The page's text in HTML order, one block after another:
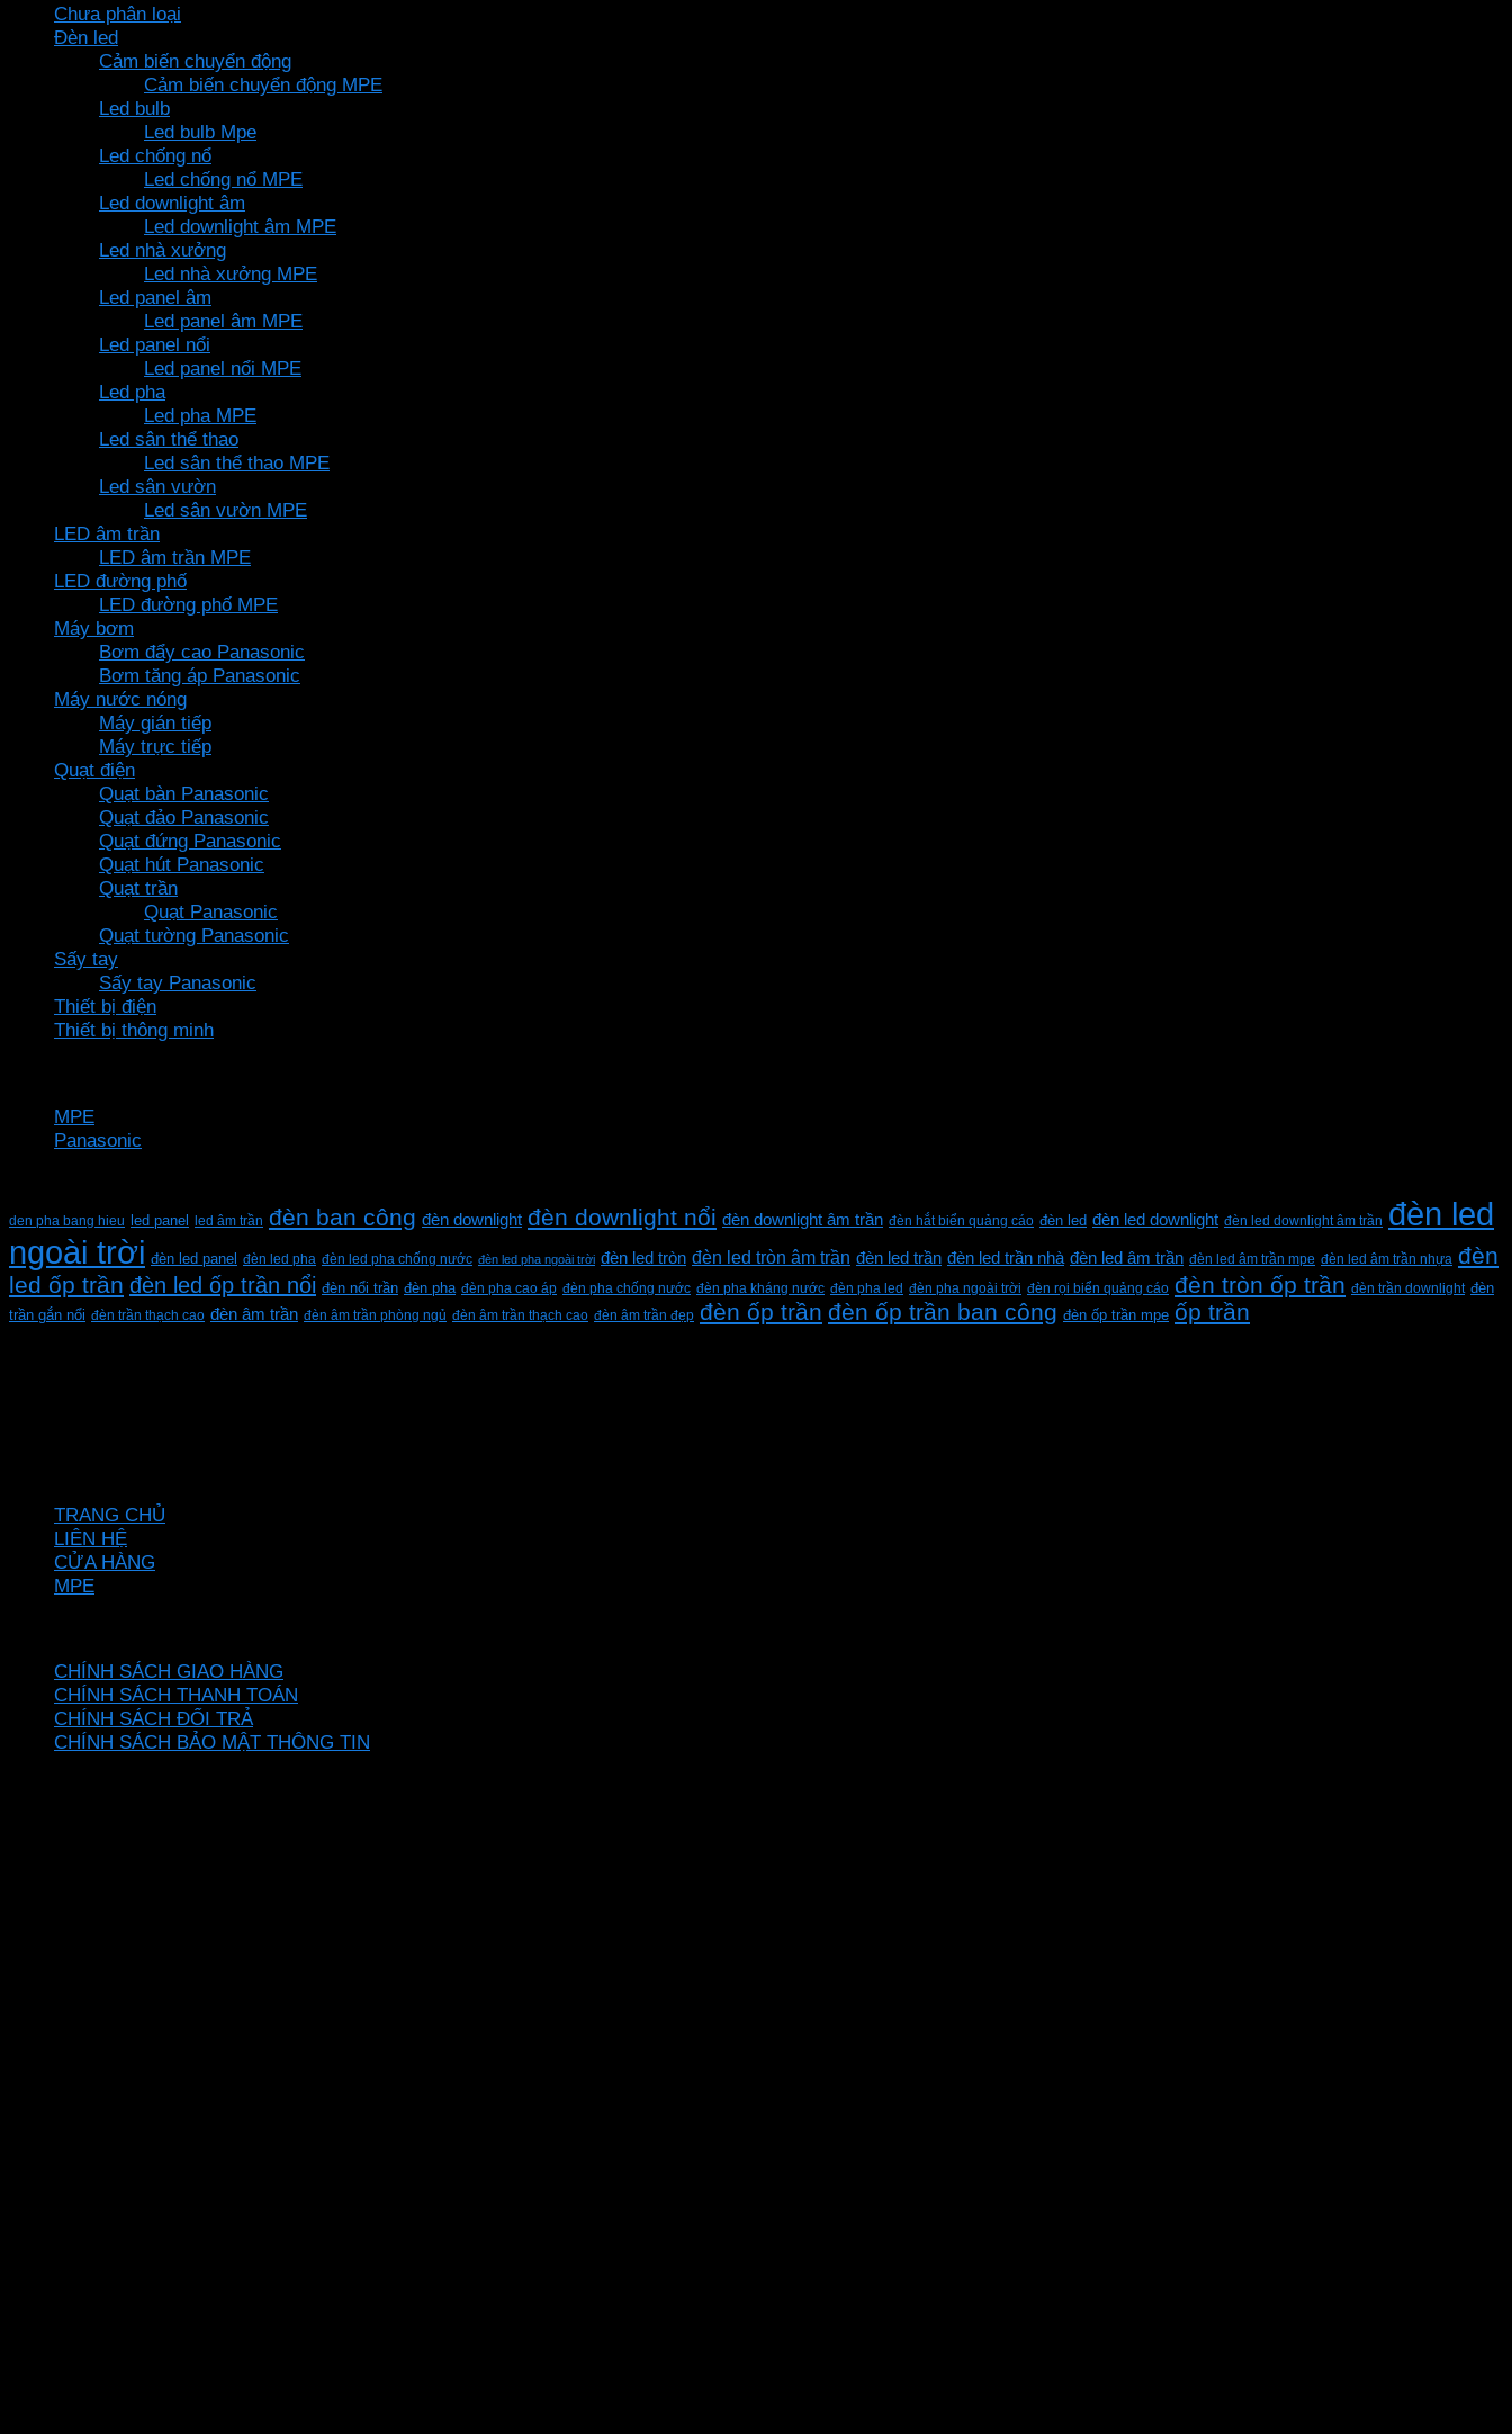
148.800 ₫.là:
Chưa phân loại
Đèn led
Cảm biến chuyển động
Cảm biến chuyển động MPE
Led bulb
Led bulb Mpe
Led chống nổ
Led chống nổ MPE
Led downlight âm
Led downlight âm MPE
Led nhà xưởng
Led nhà xưởng MPE
Led panel âm
Led panel âm MPE
Led panel nổi
Led panel nổi MPE
Led pha
Led pha MPE
Led sân thể thao
Led sân thể thao MPE
Led sân vườn
Led sân vườn MPE
LED âm trần
LED âm trần MPE
LED đường phố
LED đường phố MPE
Máy bơm
Bơm đẩy cao Panasonic
Bơm tăng áp Panasonic
Máy nước nóng
Máy gián tiếp
Máy trực tiếp
Quạt điện
Quạt bàn Panasonic
Quạt đảo Panasonic
Quạt đứng Panasonic
Quạt hút Panasonic
Quạt trần
Quạt Panasonic
Quạt tường Panasonic
Sấy tay
Sấy tay Panasonic
Thiết bị điện
Thiết bị thông minh
MPE
Panasonic
den pha bang hieu led panel led âm trần đèn ban công đèn downlight đèn downlight nổi đèn downlight âm trần đèn hắt biển quảng cáo đèn led đèn led downlight đèn led downlight âm trần đèn led
ngoài trời đèn led panel đèn led pha đèn led pha chống nước đèn led pha ngoài trời đèn led tròn đèn led tròn âm trần đèn led trần đèn led trần nhà đèn led âm trần đèn led âm trần mpe đèn led âm trần nhựa đèn
led ốp trần đèn led ốp trần nổi đèn nổi trần đèn pha đèn pha cao áp đèn pha chống nước đèn pha kháng nước đèn pha led đèn pha ngoài trời đèn rọi biển quảng cáo đèn tròn ốp trần đèn trần downlight đèn
trần gắn nổi đèn trần thạch cao đèn âm trần đèn âm trần phòng ngủ đèn âm trần thạch cao đèn âm trần đẹp đèn ốp trần đèn ốp trần ban công đèn ốp trần mpe ốp trần
TRANG CHỦ
LIÊN HỆ
CỬA HÀNG
MPE
CHÍNH SÁCH GIAO HÀNG
CHÍNH SÁCH THANH TOÁN
CHÍNH SÁCH ĐỔI TRẢ
CHÍNH SÁCH BẢO MẬT THÔNG TIN